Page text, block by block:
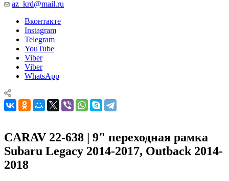
az_krd@mail.ru
Вконтакте
Instagram
Telegram
YouTube
Viber
Viber
WhatsApp
CARAV 22-638 | 9" переходная рамка
Subaru Legacy 2014-2017, Outback 2014-
2018